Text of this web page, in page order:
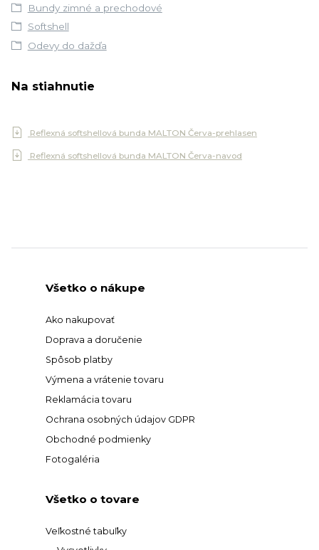
Bundy zimné a prechodové
Softshell
Odevy do dažďa
Na stiahnutie
Reflexná softshellová bunda MALTON Červa-prehlasen
Reflexná softshellová bunda MALTON Červa-navod
Všetko o nákupe
Ako nakupovať
Doprava a doručenie
Spôsob platby
Výmena a vrátenie tovaru
Reklamácia tovaru
Ochrana osobných údajov GDPR
Obchodné podmienky
Fotogaléria
Všetko o tovare
Veľkostné tabuľky